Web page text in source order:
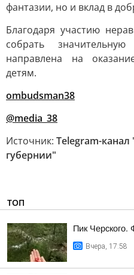
фантазии, но и вклад в
Благодаря участию
собрать
направлена на
детям.
ombudsman38
@media_38
Источник: Telegram-
губернии"
ТОП
Пик Черского.
Вчера, 17:58